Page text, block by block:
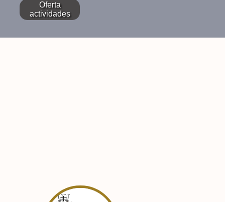
Oferta
actividades